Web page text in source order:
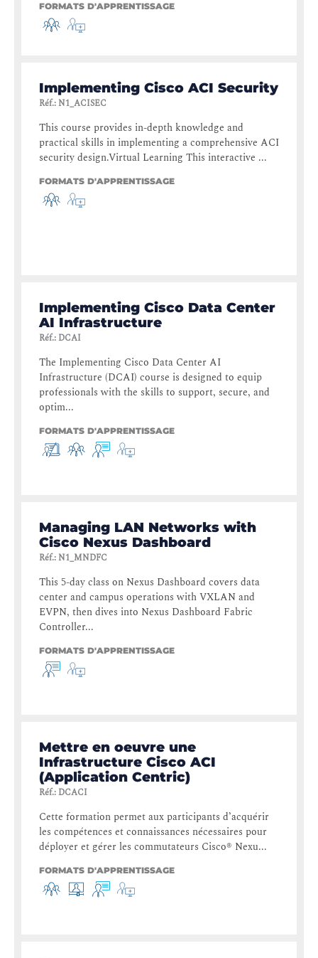
FORMATS D'APPRENTISSAGE
Implementing Cisco ACI Security
Réf.:N1_ACISEC
This course provides in-depth knowledge and
practical skills in implementing a comprehensive ACI
security design.Virtual Learning This interactive ...
FORMATS D'APPRENTISSAGE
Implementing Cisco Data Center
AI Infrastructure
Réf.: DCAI
The Implementing Cisco Data Center AI
Infrastructure (DCAI) course is designed to equip
professionals with the skills to support, secure, and
optim...
FORMATS D'APPRENTISSAGE
Managing LAN Networks with
Cisco Nexus Dashboard
Réf.:N1_MNDFC
This 5-day class on Nexus Dashboard covers data
center and campus operations with VXLAN and
EVPN, then dives into Nexus Dashboard Fabric
Controller...
FORMATS D'APPRENTISSAGE
Mettre en oeuvre une
Infrastructure Cisco ACI
(Application Centric)
Réf.: DCACI
Cette formation permet aux participants d’acquérir
les compétences et connaissances nécessaires pour
déployer et gérer les commutateurs Cisco® Nexu...
FORMATS D'APPRENTISSAGE